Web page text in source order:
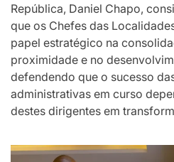
República, Daniel Chapo,
que os Chefes das
papel estratégico na
proximidade e no
defendendo que o sucesso
administrativas em curso
destes dirigentes em